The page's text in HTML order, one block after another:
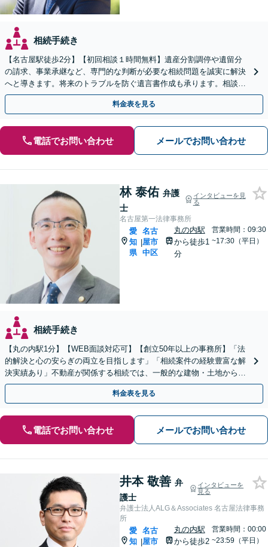
相続手続き
【名古屋駅徒歩2分】【初回相談１時間無料】遺産分割調停や遺留分
の請求、事業承継など、専門的な判断が必要な相続問題を誠実に解決
へと導きます。将来のトラブルを防ぐ遺言書作成も承ります。相談し
て良かったとのお声あり。まずは一度ご相談ください。
料金表を見る
電話でお問い合わせ メールでお問い合わせ
林 泰佑 弁護
士
インタビューを見
る
名古屋第一法律事務所
愛
知
県
|
名古
屋市
中区
丸の内駅
から徒歩1
分
営業時間：09:30
~17:30（平日）
相続手続き
【丸の内駅1分】【WEB面談対応可】【創立50年以上の事務所】「法
的解決と心の安らぎの両立を目指します」「相続案件の経験豊富な解
決実績あり」不動産が関係する相続では、一般的な建物・土地から農
地まで幅広く対応いたします。【休日・夜間相談可】
料金表を見る
電話でお問い合わせ メールでお問い合わせ
井本 敬善 弁
護士
インタビューを
見る
弁護士法人ALG＆Associates 名古屋法律事務
所
愛
知 |
名古
屋市
丸の内駅
から徒歩2
営業時間：00:00
~23:59（平日）